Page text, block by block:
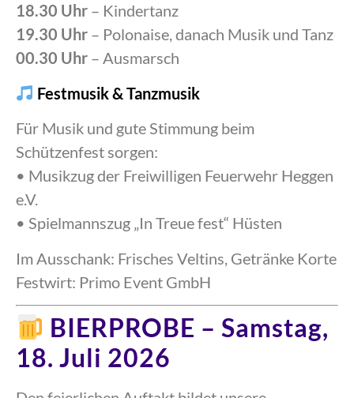
18.30 Uhr – Kindertanz
19.30 Uhr – Polonaise, danach Musik und Tanz
00.30 Uhr – Ausmarsch
Festmusik & Tanzmusik
Für Musik und gute Stimmung beim
Schützenfest sorgen:
• Musikzug der Freiwilligen Feuerwehr Heggen
e.V.
• Spielmannszug „In Treue fest“ Hüsten
Im Ausschank: Frisches Veltins, Getränke Korte
Festwirt: Primo Event GmbH
BIERPROBE – Samstag,
18. Juli 2026